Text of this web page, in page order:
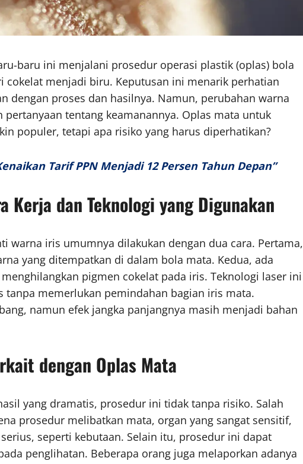
baru ini menjalani prosedur operasi plastik (oplas) bola
cokelat menjadi biru. Keputusan ini menarik perhatian
dengan proses dan hasilnya. Namun, perubahan warna
tentang keamanannya. Oplas mata untuk
populer, tetapi apa risiko yang harus diperhatikan?
Tarif PPN Menjadi 12 Persen Tahun Depan”
Kerja dan Teknologi yang Digunakan
warna iris umumnya dilakukan dengan dua cara. Pertama,
yang ditempatkan di dalam bola mata. Kedua, ada
pigmen cokelat pada iris. Teknologi laser ini
memerlukan pemindahan bagian iris mata.
namun efek jangka panjangnya masih menjadi bahan
dengan Oplas Mata
yang dramatis, prosedur ini tidak tanpa risiko. Salah
prosedur melibatkan mata, organ yang sangat sensitif,
seperti kebutaan. Selain itu, prosedur ini dapat
penglihatan. Beberapa orang juga melaporkan adanya